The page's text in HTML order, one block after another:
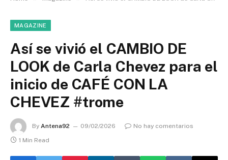
MAGAZINE
Así se vivió el CAMBIO DE
LOOK de Carla Chevez para el
inicio de CAFÉ CON LA
CHEVEZ #trome
By Antena92 09/02/2026
No hay comentarios
1 Min Read